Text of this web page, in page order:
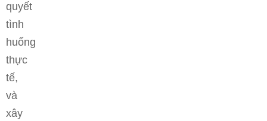
quyết
tình
huống
thực
tế,
và
xây